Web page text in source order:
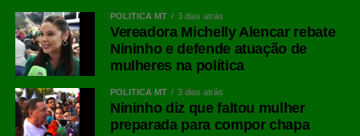
POLÍTICA MT 3 dias atrás
Vereadora Michelly Alencar rebate
Nininho e defende atuação de
mulheres na política
POLÍTICA MT 3 dias atrás
Nininho diz que faltou mulher
preparada para compor chapa